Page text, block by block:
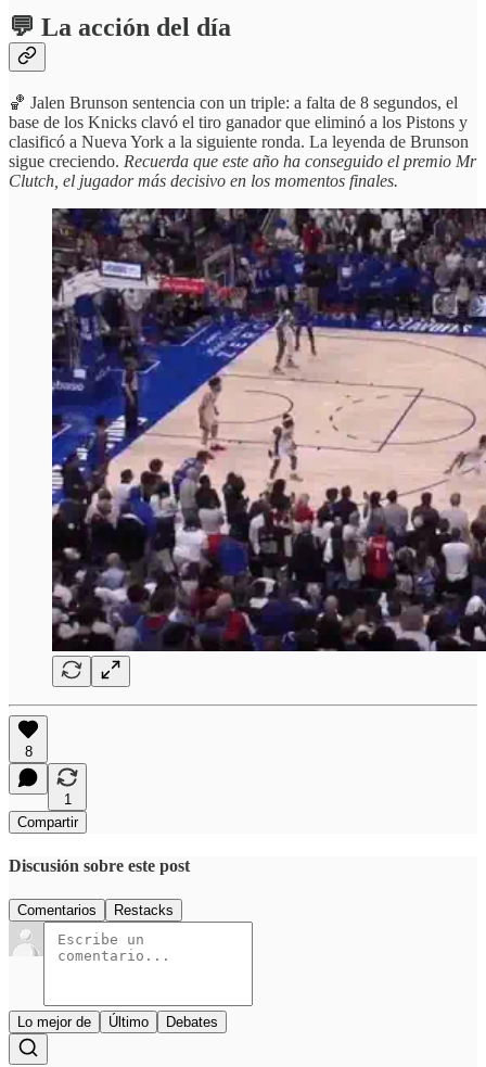
💬 La acción del día
🏀 Jalen Brunson sentencia con un triple: a falta de 8 segundos, el
base de los Knicks clavó el tiro ganador que eliminó a los Pistons y
clasificó a Nueva York a la siguiente ronda. La leyenda de Brunson
sigue creciendo. Recuerda que este año ha conseguido el premio Mr
Clutch, el jugador más decisivo en los momentos finales.
8
1
Compartir
Discusión sobre este post
Comentarios Restacks
Lo mejor de Último Debates